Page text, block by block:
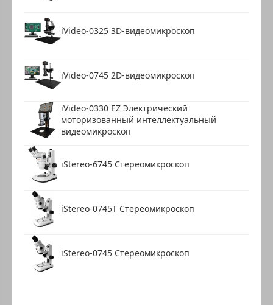
iVideo-0325 3D-видеомикроскоп
iVideo-0745 2D-видеомикроскоп
iVideo-0330 EZ Электрический
моторизованный интеллектуальный
видеомикроскоп
iStereo-6745 Стереомикроскоп
iStereo-0745T Стереомикроскоп
iStereo-0745 Стереомикроскоп